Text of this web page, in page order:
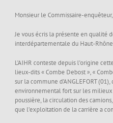
Monsieur le Commissaire-enquêteur,
Je vous écris la présente en qualité
interdépartementale du Haut-
L’AIHR conteste depuis l’origine
lieux-dits « Combe Debost », «
sur la commune d’ANGLEFORT
environnemental fort sur les milieux
poussière, la circulation des
que l’exploitation de la carrière a